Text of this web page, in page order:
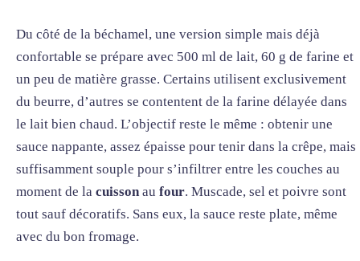
Du côté de la béchamel, une version simple mais déjà
confortable se prépare avec 500 ml de lait, 60 g de farine et
un peu de matière grasse. Certains utilisent exclusivement
du beurre, d’autres se contentent de la farine délayée dans
le lait bien chaud. L’objectif reste le même : obtenir une
sauce nappante, assez épaisse pour tenir dans la crêpe, mais
suffisamment souple pour s’infiltrer entre les couches au
moment de la cuissonau four. Muscade, sel et poivre sont
tout sauf décoratifs. Sans eux, la sauce reste plate, même
avec du bon fromage.